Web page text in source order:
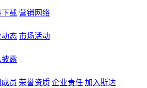
下载 营销网络
态 市场活动
露
员 荣誉资质 企业责任 加入斯达